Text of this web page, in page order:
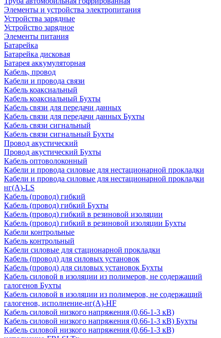
Элементы и устройства электропитания
Устройства зарядные
Устройство зарядное
Элементы питания
Батарейка
Батарейка дисковая
Батарея аккумуляторная
Кабель, провод
Кабели и провода связи
Кабель коаксиальный
Кабель коаксиальный Бухты
Кабель связи для передачи данных
Кабель связи для передачи данных Бухты
Кабель связи сигнальный
Кабель связи сигнальный Бухты
Провод акустический
Провод акустический Бухты
Кабель оптоволоконный
Кабели и провода силовые для нестационарной прокладки
Кабели и провода силовые для нестационарной прокладки
нг(А)-LS
Кабель (провод) гибкий
Кабель (провод) гибкий Бухты
Кабель (провод) гибкий в резиновой изоляции
Кабель (провод) гибкий в резиновой изоляции Бухты
Кабели контрольные
Кабель контрольный
Кабели силовые для стационарной прокладки
Кабель (провод) для силовых установок
Кабель (провод) для силовых установок Бухты
Кабель силовой в изоляции из полимеров, не содержащий
галогенов Бухты
Кабель силовой в изоляции из полимеров, не содержащий
галогенов, исполнение-нг(А)-HF
Кабель силовой низкого напряжения (0,66-1-3 кВ)
Кабель силовой низкого напряжения (0,66-1-3 кВ) Бухты
Кабель силовой низкого напряжения (0,66-1-3 кВ)